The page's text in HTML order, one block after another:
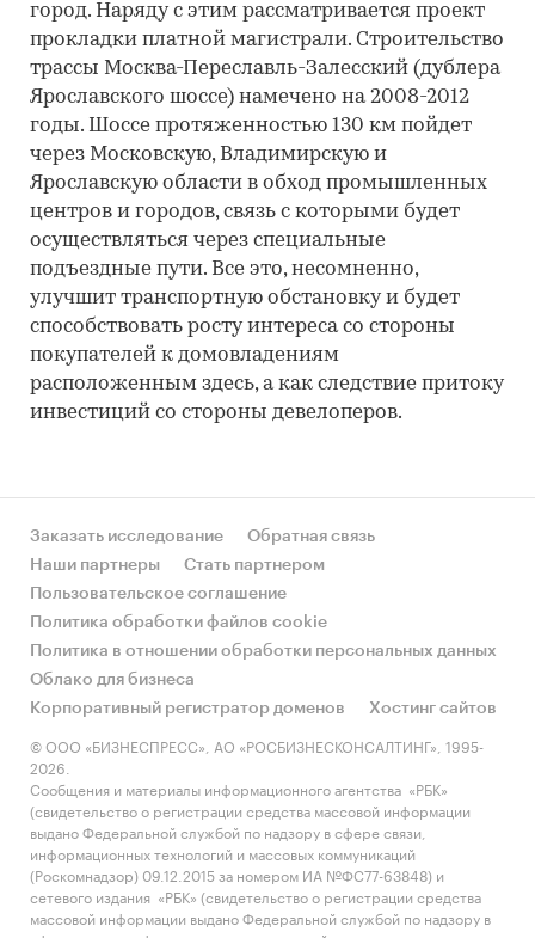
город. Наряду с этим рассматривается проект
прокладки платной магистрали. Строительство
трассы Москва-Переславль-Залесский (дублера
Ярославского шоссе) намечено на 2008-2012
годы. Шоссе протяженностью 130 км пойдет
через Московскую, Владимирскую и
Ярославскую области в обход промышленных
центров и городов, связь с которыми будет
осуществляться через специальные
подъездные пути. Все это, несомненно,
улучшит транспортную обстановку и будет
способствовать росту интереса со стороны
покупателей к домовладениям
расположенным здесь, а как следствие притоку
инвестиций со стороны девелоперов.
Заказать исследование
Обратная связь
Наши партнеры
Стать партнером
Пользовательское соглашение
Политика обработки файлов cookie
Политика в отношении обработки персональных данных
Облако для бизнеса
Корпоративный регистратор доменов
Хостинг сайтов
© ООО «БИЗНЕСПРЕСС», АО «РОСБИЗНЕСКОНСАЛТИНГ», 1995-
2026.
Сообщения и материалы информационного агентства «РБК»
(свидетельство о регистрации средства массовой информации
выдано Федеральной службой по надзору в сфере связи,
информационных технологий и массовых коммуникаций
(Роскомнадзор) 09.12.2015 за номером ИА №ФС77-63848) и
сетевого издания «РБК» (свидетельство о регистрации средства
массовой информации выдано Федеральной службой по надзору в